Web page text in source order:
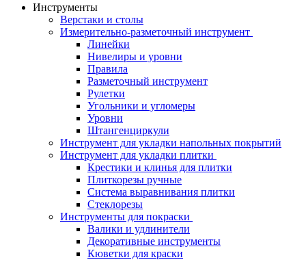
Инструменты
Верстаки и столы
Измерительно-разметочный инструмент
Линейки
Нивелиры и уровни
Правила
Разметочный инструмент
Рулетки
Угольники и угломеры
Уровни
Штангенциркули
Инструмент для укладки напольных покрытий
Инструмент для укладки плитки
Крестики и клинья для плитки
Плиткорезы ручные
Система выравнивания плитки
Стеклорезы
Инструменты для покраски
Валики и удлинители
Декоративные инструменты
Кюветки для краски